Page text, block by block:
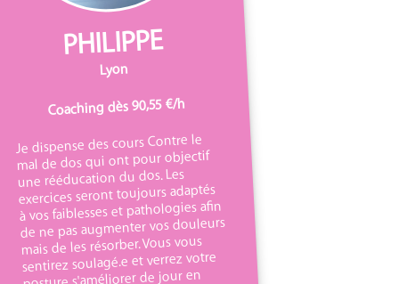
PHILIPPE
Lyon
Coaching dès 90,55 €/h
Je dispense des cours Contre le
mal de dos qui ont pour objectif
une rééducation du dos. Les
exercices seront toujours adaptés
à vos faiblesses et pathologies afin
de ne pas augmenter vos douleurs
mais de les résorber. Vous vous
sentirez soulagé.e et verrez votre